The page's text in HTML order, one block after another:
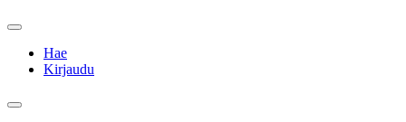
Hae
Kirjaudu